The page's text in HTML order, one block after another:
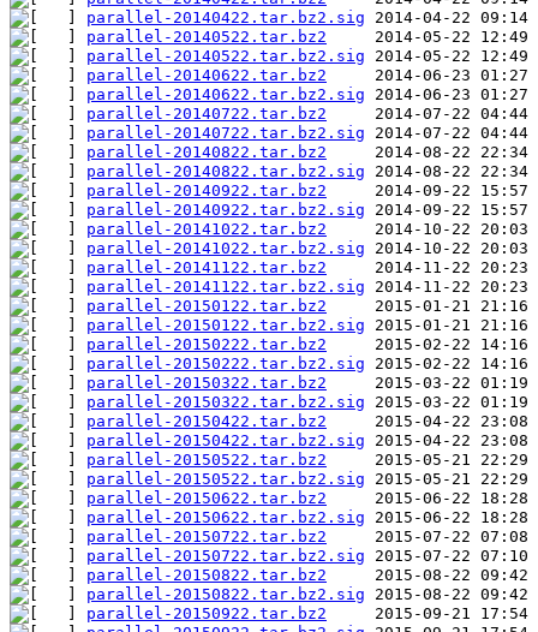
parallel-20140422.tar.bz2.sig
parallel-20140522.tar.bz2
parallel-20140522.tar.bz2.sig
parallel-20140622.tar.bz2
parallel-20140622.tar.bz2.sig
parallel-20140722.tar.bz2
parallel-20140722.tar.bz2.sig
parallel-20140822.tar.bz2
parallel-20140822.tar.bz2.sig
parallel-20140922.tar.bz2
parallel-20140922.tar.bz2.sig
parallel-20141022.tar.bz2
parallel-20141022.tar.bz2.sig
parallel-20141122.tar.bz2
parallel-20141122.tar.bz2.sig
parallel-20150122.tar.bz2
parallel-20150122.tar.bz2.sig
parallel-20150222.tar.bz2
parallel-20150222.tar.bz2.sig
parallel-20150322.tar.bz2
parallel-20150322.tar.bz2.sig
parallel-20150422.tar.bz2
parallel-20150422.tar.bz2.sig
parallel-20150522.tar.bz2
parallel-20150522.tar.bz2.sig
parallel-20150622.tar.bz2
parallel-20150622.tar.bz2.sig
parallel-20150722.tar.bz2
parallel-20150722.tar.bz2.sig
parallel-20150822.tar.bz2
parallel-20150822.tar.bz2.sig
parallel-20150922.tar.bz2